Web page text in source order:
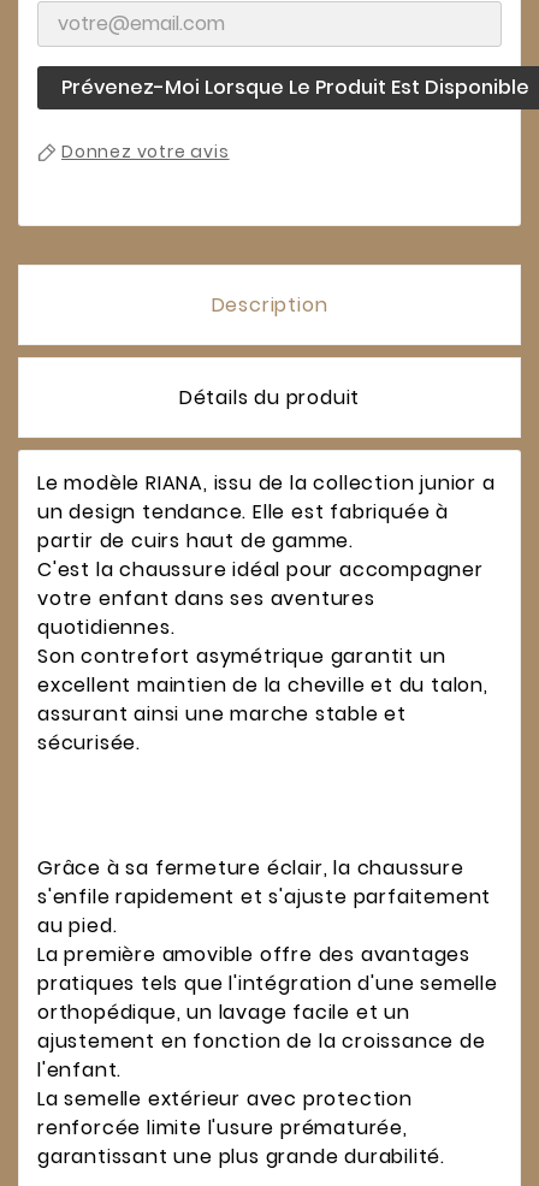
Prévenez-Moi Lorsque Le Produit Est Disponible
Donnez votre avis
Description
Détails du produit
Le modèle RIANA, issu de la collection junior a
un design tendance. Elle est fabriquée à
partir de cuirs haut de gamme.
C'est la chaussure idéal pour accompagner
votre enfant dans ses aventures
quotidiennes.
Son contrefort asymétrique garantit un
excellent maintien de la cheville et du talon,
assurant ainsi une marche stable et
sécurisée.
Grâce à sa fermeture éclair, la chaussure
s'enfile rapidement et s'ajuste parfaitement
au pied.
La première amovible offre des avantages
pratiques tels que l'intégration d'une semelle
orthopédique, un lavage facile et un
ajustement en fonction de la croissance de
l'enfant.
La semelle extérieur avec protection
renforcée limite l'usure prématurée,
garantissant une plus grande durabilité.